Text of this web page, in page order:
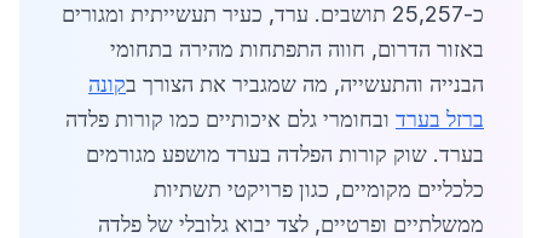
כ-25,257 תושבים. ערד, כעיר תעשייתית ומגורים
באזור הדרום, חווה התפתחות מהירה בתחומי
הבנייה והתעשייה, מה שמגביר את הצורך בקונה
ברזל בערד ובחומרי גלם איכותיים כמו קורות פלדה
בערד. שוק קורות הפלדה בערד מושפע מגורמים
כלכליים מקומיים, כגון פרויקטי תשתיות
ממשלתיים ופרטיים, לצד יבוא גלובלי של פלדה